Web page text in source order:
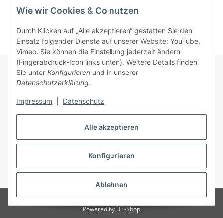
Alle akzeptieren
Konfigurieren
Ablehnen
Wie wir Cookies & Co nutzen
Durch Klicken auf „Alle akzeptieren“ gestatten Sie den
Einsatz folgender Dienste auf unserer Website: YouTube,
Vimeo. Sie können die Einstellung jederzeit ändern
(Fingerabdruck-Icon links unten). Weitere Details finden
Sie unter Konfigurieren und in unserer
Datenschutzerklärung.
Impressum Datenschutz
Gesetzliche Informationen
Vertrag widerrufen
* Alle Preise inkl. gesetzlicher USt., zzgl.Versand
Besucherzähler: 284756
Powered byJTL-Shop